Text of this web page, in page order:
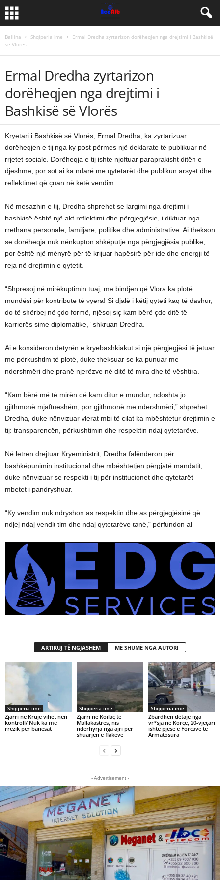
Ballina Shqiperia ime
Ermal Dredha zyrtarizon dorëheqjen nga drejtimi i Bashkisë
së Vlorës
Ermal Dredha zyrtarizon
dorëheqjen nga drejtimi i
Bashkisë së Vlorës
Kryetari i Bashkisë së Vlorës, Ermal Dredha, ka zyrtarizuar
dorëheqjen e tij nga ky post përmes një deklarate të publikuar në
rrjetet sociale. Dorëheqja e tij ishte njoftuar paraprakisht ditën e
djeshme, por sot ai ka ndarë me qytetarët dhe publikun arsyet dhe
reflektimet që çuan në këtë vendim.
Në mesazhin e tij, Dredha shprehet se largimi nga drejtimi i
bashkisë është një akt reflektimi dhe përgjegjësie, i diktuar nga
rrethana personale, familjare, politike dhe administrative. Ai thekson
se dorëheqja nuk nënkupton shkëputje nga përgjegjësia publike,
por është një mënyrë për të krijuar hapësirë për ide dhe energji të
reja në drejtimin e qytetit.
“Shpresoj në mirëkuptimin tuaj, me bindjen që Vlora ka plotë
mundësi për kontribute të vyera! Si djalë i këtij qyteti kaq të dashur,
do të shërbej në çdo formë, njësoj siç kam bërë çdo ditë të
karrierës sime diplomatike,” shkruan Dredha.
Ai e konsideron detyrën e kryebashkiakut si një përgjegjësi të jetuar
me përkushtim të plotë, duke theksuar se ka punuar me
ndershmëri dhe pranë njerëzve në ditë të mira dhe të vështira.
“Kam bërë më të mirën që kam ditur e mundur, ndoshta jo
gjithmonë mjaftueshëm, por gjithmonë me ndershmëri,” shprehet
Dredha, duke nënvizuar vlerat mbi të cilat ka mbështetur drejtimin e
tij: transparencën, përkushtimin dhe respektin ndaj qytetarëve.
Në letrën drejtuar Kryeministrit, Dredha falënderon për
bashkëpunimin institucional dhe mbështetjen përgjatë mandatit,
duke nënvizuar se respekti i tij për institucionet dhe qytetarët
mbetet i pandryshuar.
“Ky vendim nuk ndryshon as respektin dhe as përgjegjësinë që
ndjej ndaj vendit tim dhe ndaj qytetarëve tanë,” përfundon ai.
ARTIKUJ TË NGJASHËM MË SHUMË NGA AUTORI
Shqiperia ime
Zjarri në Krujë vihet nën
kontroll/ Nuk ka më
rrezik për banesat
Shqiperia ime
Zjarri në Koilaç të
Mallakastrës, nis
ndërhyrja nga ajri për
shuarjen e flakëve
Shqiperia ime
Zbardhen detaje nga
vr*sja në Korçë, 20-vjeçari
ishte pjesë e Forcave të
Armatosura
- Advertisement -